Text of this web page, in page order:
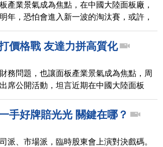
產業景氣成為焦點，在中國大陸面板廠，
年，恐怕會進入新一波的淘汰賽，或許，
。
價格戰 友達力拼高質化
務問題，也讓面板產業景氣成為焦點，周
席公開活動，坦言近期在中國大陸面板
確實有跌價壓力，預估未來幾年，產業供
前布局轉型。
手好牌賠光光 關鍵在哪？
派、市場派，臨時股東會上演對決戲碼。